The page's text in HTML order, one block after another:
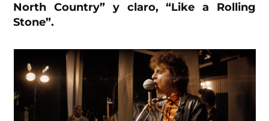
North Country” y claro, “Like a Rolling
Stone”.